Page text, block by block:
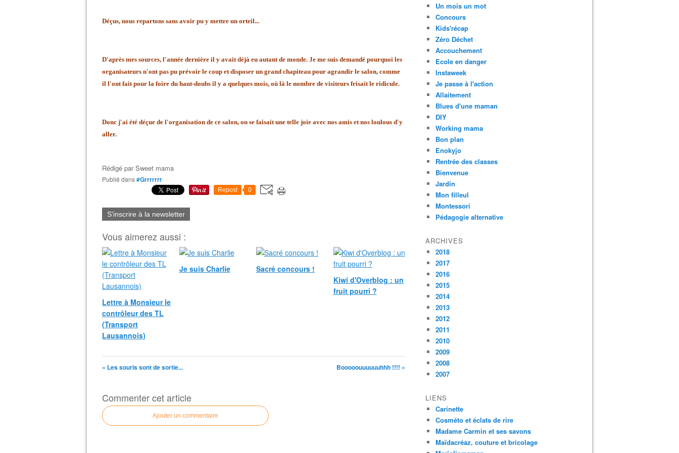
Déçus, nous repartons sans avoir pu y mettre un orteil...
D'après mes sources, l'année dernière il y avait déjà eu autant de monde. Je me suis demandé pourquoi les
organisateurs n'ont pas pu prévoir le coup et disposer un grand chapiteau pour agrandir le salon, comme
il l'ont fait pour la foire du haut-doubs il y a quelques mois, où là le nombre de visiteurs frisait le ridicule.
Donc j'ai été déçue de l'organisation de ce salon, on se faisait une telle joie avec nos amis et nos loulous d'y
aller.
Rédigé parSweet mama
Publié dans#Grrrrrrr
Repost 0
S'inscrire à la newsletter
Vous aimerez aussi :
Lettre à Monsieur le
contrôleur des TL
(Transport
Lausannois)
Je suis Charlie
Sacré concours !
Kiwi d'Overblog : un
fruit pourri ?
« Les souris sont de sortie... Booooouuuuuuhhh !!!! »
Commenter cet article
Ajouter un commentaire
Un mois un mot
Concours
Kids'récap
Zéro Déchet
Accouchement
Ecole en danger
Instaweek
Je passe à l'action
Allaitement
Blues d'une maman
DIY
Working mama
Bon plan
Enokyjo
Rentrée des classes
Bienvenue
Jardin
Mon filleul
Montessori
Pédagogie alternative
ARCHIVES
2018
2017
2016
2015
2014
2013
2012
2011
2010
2009
2008
2007
LIENS
Carinette
Cosméto et éclats de rire
Madame Carmin et ses savons
Maïdacréaz, couture et bricolage